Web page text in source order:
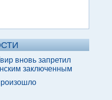
вновь запретил
заключенным